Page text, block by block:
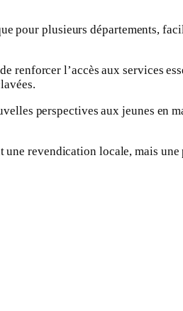
pour plusieurs départements,
renforcer l’accès aux services
perspectives aux jeunes en
revendication locale, mais